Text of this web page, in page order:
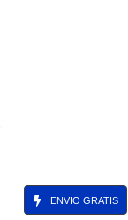
ENVIO GRATIS